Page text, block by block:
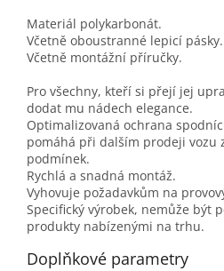
Materiál polykarbonát.
Včetně oboustranné lepicí pásky.
Včetně montážní příručky.
Pro všechny, kteří si přejí jej
dodat mu nádech elegance.
Optimalizovaná ochrana
pomáhá při dalším prodeji vozu
podmínek.
Rychlá a snadná montáž.
Vyhovuje požadavkům na
Specifický výrobek, nemůže být
produkty nabízenými na trhu.
Doplňkové parametry